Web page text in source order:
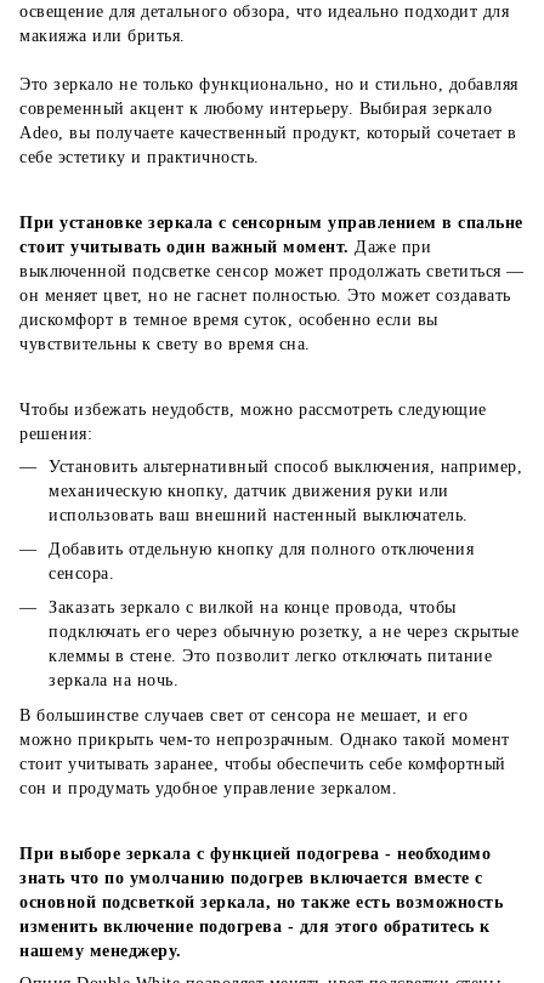
освещение для детального обзора, что идеально подходит для
макияжа или бритья.
Это зеркало не только функционально, но и стильно, добавляя
современный акцент к любому интерьеру. Выбирая зеркало
Adeo, вы получаете качественный продукт, который сочетает в
себе эстетику и практичность.
При установке зеркала с сенсорным управлением в спальне
стоит учитывать один важный момент. Даже при
выключенной подсветке сенсор может продолжать светиться —
он меняет цвет, но не гаснет полностью. Это может создавать
дискомфорт в темное время суток, особенно если вы
чувствительны к свету во время сна.
Чтобы избежать неудобств, можно рассмотреть следующие
решения:
Установить альтернативный способ выключения, например,
механическую кнопку, датчик движения руки или
использовать ваш внешний настенный выключатель.
Добавить отдельную кнопку для полного отключения
сенсора.
Заказать зеркало с вилкой на конце провода, чтобы
подключать его через обычную розетку, а не через скрытые
клеммы в стене. Это позволит легко отключать питание
зеркала на ночь.
В большинстве случаев свет от сенсора не мешает, и его
можно прикрыть чем-то непрозрачным. Однако такой момент
стоит учитывать заранее, чтобы обеспечить себе комфортный
сон и продумать удобное управление зеркалом.
При выборе зеркала с функцией подогрева - необходимо
знать что по умолчанию подогрев включается вместе с
основной подсветкой зеркала, но также есть возможность
изменить включение подогрева - для этого обратитесь к
нашему менеджеру.